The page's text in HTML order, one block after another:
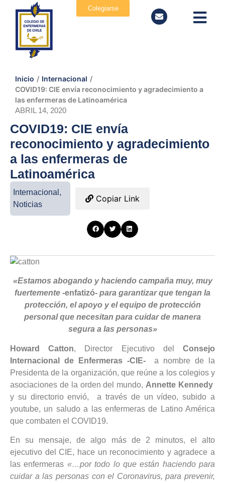
Colegiarse
Inicio / Internacional /
COVID19: CIE envía reconocimiento y agradecimiento a
las enfermeras de Latinoamérica
ABRIL 14, 2020
COVID19: CIE envía
reconocimiento y agradecimiento
a las enfermeras de
Latinoamérica
Internacional ,
Noticias
Copiar Link
«Estamos abogando y haciendo campaña muy, muy
fuertemente -enfatizó- para garantizar que tengan la
protección, el apoyo y el equipo de protección
personal que necesitan para cuidar de manera
segura a las personas»
Howard Catton, Director Ejecutivo del
Consejo
Internacional de Enfermeras -CIE-
a nombre de la
Presidenta de la organización, que reúne a los colegios y
asociaciones de la orden del mundo, Annette Kennedy
y su directorio envió, a través de un vídeo, subido a
youtube, un saludo a las enfermeras de Latino América
que combaten el COVID19.
En su mensaje, de algo más de 2 minutos, el alto
ejecutivo del CIE, hace un reconocimiento y agradece a
las enfermeras «…por todo lo que están haciendo para
cuidar a las personas con el Coronavirus, para prevenir,